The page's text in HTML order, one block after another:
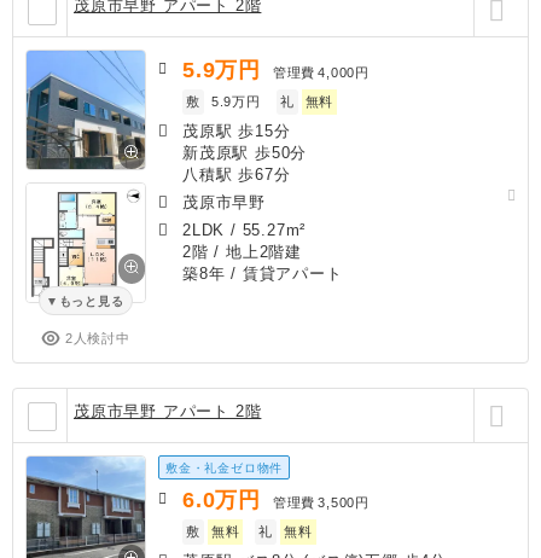
茂原市早野 アパート 2階
もっと見る
2人検討中
5.9万円 管理費 4,000円
敷
5.9万円 礼 無料
茂原駅 歩15分
新茂原駅 歩50分
八積駅 歩67分
茂原市早野
2LDK / 55.27m²
2階 / 地上2階建
築8年 / 賃貸アパート
茂原市早野 アパート 2階
敷金・礼金ゼロ物件
6.0万円 管理費 3,500円
敷
無料 礼 無料